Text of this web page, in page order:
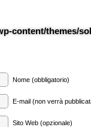
content/themes/
Nome (obbligatorio)
E-mail (non verrà
Sito Web (opzionale)